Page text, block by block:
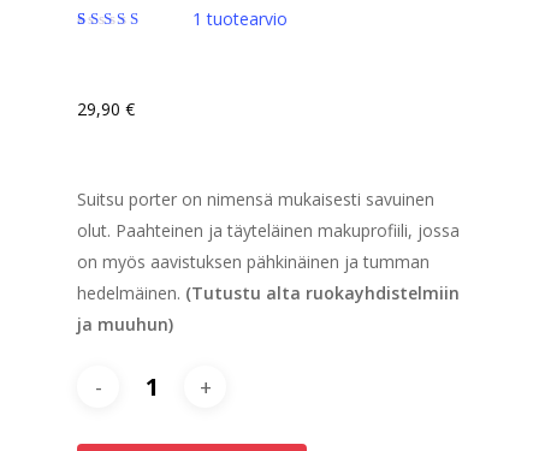
asiakkaan
arvotukseen.
1 tuotearvio
29,90 €
Suitsu porter on nimensä mukaisesti savuinen
olut. Paahteinen ja täyteläinen makuprofiili, jossa
on myös aavistuksen pähkinäinen ja tumman
hedelmäinen. (Tutustu alta ruokayhdistelmiin
ja muuhun)